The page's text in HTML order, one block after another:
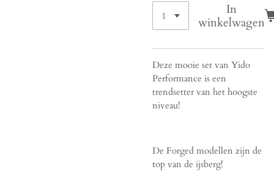
In
winkelwagen
Deze mooie set van Yido
Performance is een
trendsetter van het hoogste
niveau!
De Forged modellen zijn de
top van de ijsberg!